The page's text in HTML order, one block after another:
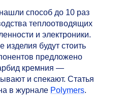
способ до 10 раз
теплоотводящих
и электроники.
изделия будут стоить
предложено
кремния —
и спекают. Статья
в журнале Polymers.